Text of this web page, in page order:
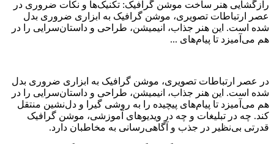
رازگشایی هنر ساخت موشن گرافیک: تکنیک‌ها و نکات ضروری در
عصر ارتباطات تصویری، موشن گرافیک به ابزاری ضروری بدل
شده است. این هنر جذاب، انیمیشن، طراحی و داستان‌سرایی را در
هم می‌آمیزد تا پیام‌های ...
در عصر ارتباطات تصویری، موشن گرافیک به ابزاری ضروری بدل
شده است. این هنر جذاب، انیمیشن، طراحی و داستان‌سرایی را در
هم می‌آمیزد تا پیام‌های پیچیده را به روشی گیرا و دل‌نشین منتقل
کند. چه در تبلیغات و چه در ویدیوهای آموزشی، موشن گرافیک
قدرتی بی‌نظیر در جذب و آگاهی‌رسانی به مخاطبان دارد.